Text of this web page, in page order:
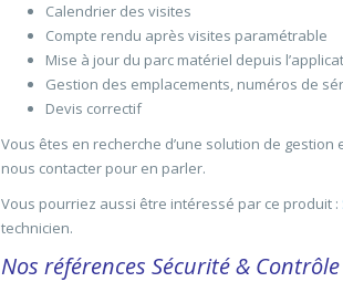
Calendrier des visites
Compte rendu après visites paramétrable
Mise à jour du parc matériel depuis
Gestion des emplacements, numéros de
Devis correctif
Vous êtes en recherche d’une solution de
nous contacter pour en parler.
Vous pourriez aussi être intéressé par ce produit :
technicien.
Nos références Sécurité & Contrôle